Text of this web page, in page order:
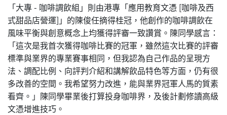
「大專 - 咖啡調飲組」則由港專「應用教育文憑 [咖啡及西
式甜品店營運]」的陳俊任摘得桂冠，他創作的咖啡調飲在
風味平衡與創意概念上均獲得評審一致讚賞。陳同學感言：
「這次是我首次獲得咖啡比賽的冠軍，雖然這次比賽的評審
標準與業界的專業賽事相同，但我認為自己作品的呈現方
法、調配比例、向評判介紹和講解飲品特色等方面，仍有很
多改善的空間。我希望努力改進，能與業界冠軍人馬的質素
看齊。」陳同學畢業後打算投身咖啡界，及後計劃修讀高級
文憑增進技巧。